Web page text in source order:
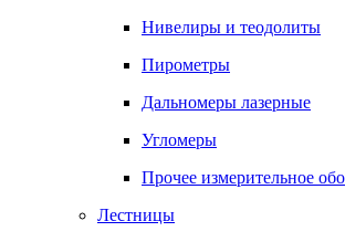
Нивелиры и теодолиты
Пирометры
Дальномеры лазерные
Угломеры
Прочее измерительное
Лестницы